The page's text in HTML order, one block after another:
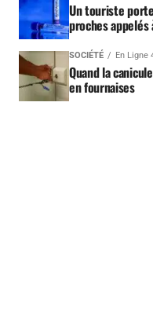
Un touriste
proches appelés
SOCIÉTÉ En Ligne
Quand la
en fournaises